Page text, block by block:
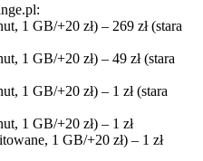
1 GB/+20 zł) – 269 zł (stara
1 GB/+20 zł) – 49 zł (stara
1 GB/+20 zł) – 1 zł (stara
1 GB/+20 zł) – 1 zł
1 GB/+20 zł) – 1 zł